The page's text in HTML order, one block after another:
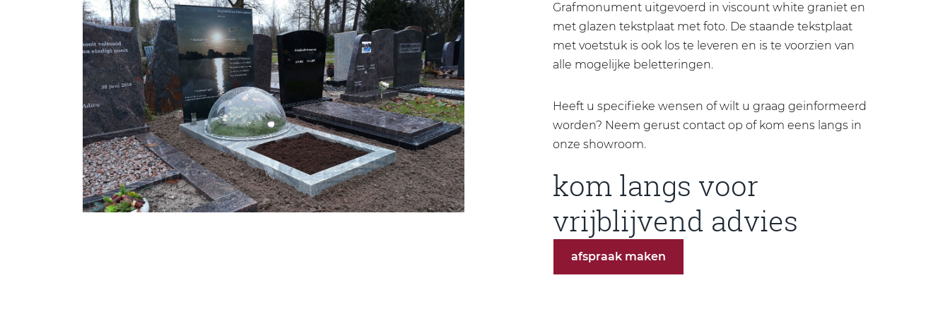
Grafmonument uitgevoerd in viscount white graniet en
met glazen tekstplaat met foto. De staande tekstplaat
met voetstuk is ook los te leveren en is te voorzien van
alle mogelijke beletteringen.
Heeft u specifieke wensen of wilt u graag geinformeerd
worden? Neem gerust contact op of kom eens langs in
onze showroom.
kom langs voor
vrijblijvend advies
afspraak maken